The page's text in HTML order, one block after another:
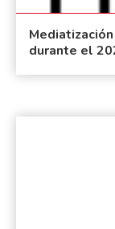
durante el